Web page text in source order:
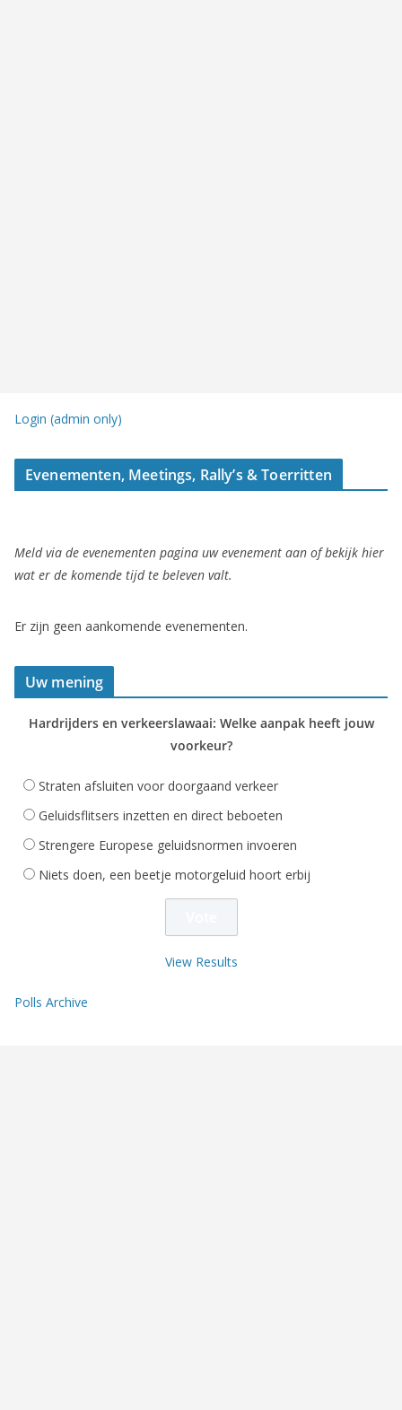
Login (admin only)
Evenementen, Meetings, Rally’s & Toerritten
Meld via de evenementen pagina uw evenement aan of bekijk hier
wat er de komende tijd te beleven valt.
Er zijn geen aankomende evenementen.
Uw mening
Hardrijders en verkeerslawaai: Welke aanpak heeft jouw
voorkeur?
Straten afsluiten voor doorgaand verkeer
Geluidsflitsers inzetten en direct beboeten
Strengere Europese geluidsnormen invoeren
Niets doen, een beetje motorgeluid hoort erbij
View Results
Polls Archive